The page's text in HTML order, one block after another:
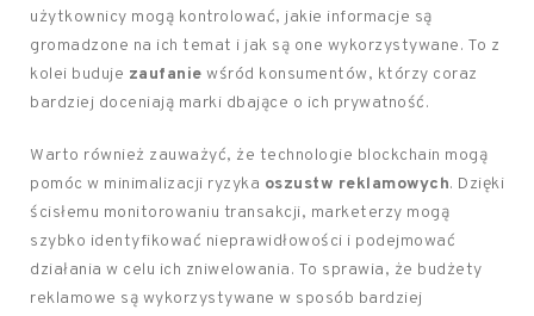
użytkownicy mogą kontrolować, jakie informacje są
gromadzone na ich temat i jak są one wykorzystywane. To z
kolei buduje zaufanie wśród konsumentów, którzy coraz
bardziej doceniają marki dbające o ich prywatność.
Warto również zauważyć, że technologie blockchain mogą
pomóc w minimalizacji ryzyka oszustw reklamowych. Dzięki
ścisłemu monitorowaniu transakcji, marketerzy mogą
szybko identyfikować nieprawidłowości i podejmować
działania w celu ich zniwelowania. To sprawia, że budżety
reklamowe są wykorzystywane w sposób bardziej